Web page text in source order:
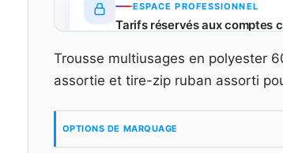
ESPACE PROFESSIONNEL
Tarifs réservés aux comptes
accès gratuit en quelques
Trousse multiusages en polyester
assortie et tire-zip ruban assorti
OPTIONS DE MARQUAGE